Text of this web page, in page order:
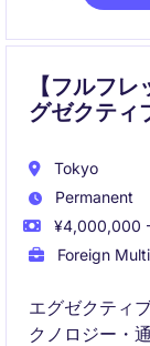
【フルフ
グゼクティ
Tokyo
Permanent
¥4,000,000
Foreign
エグゼクティ
クノロジー・